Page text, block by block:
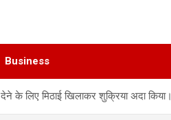
Business
के लिए मिठाई खिलाकर शुक्रिया अदा किया।